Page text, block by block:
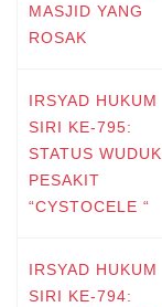
MASJID YANG
ROSAK
IRSYAD HUKUM
SIRI KE-795:
STATUS WUDUK
PESAKIT
“CYSTOCELE “
IRSYAD HUKUM
SIRI KE-794: